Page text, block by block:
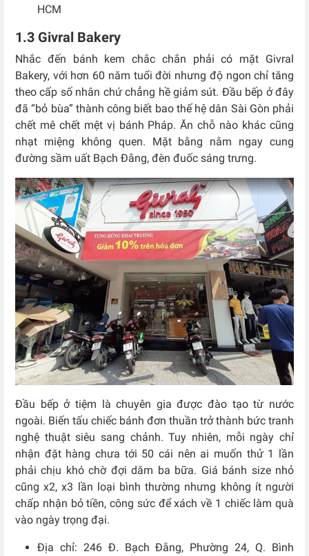
HCM
1.3 Givral Bakery
Nhắc đến bánh kem chắc chắn phải có mặt Givral
Bakery, với hơn 60 năm tuổi đời nhưng độ ngon chỉ tăng
theo cấp số nhân chứ chẳng hề giảm sút. Đầu bếp ở đây
đã “bỏ bùa” thành công biết bao thế hệ dân Sài Gòn phải
chết mê chết mệt vị bánh Pháp. Ăn chỗ nào khác cũng
nhạt miệng không quen. Mặt bằng nằm ngay cung
đường sầm uất Bạch Đằng, đèn đuốc sáng trưng.
Đầu bếp ở tiệm là chuyên gia được đào tạo từ nước
ngoài. Biến tấu chiếc bánh đơn thuần trở thành bức tranh
nghệ thuật siêu sang chảnh. Tuy nhiên, mỗi ngày chỉ
nhận đặt hàng chưa tới 50 cái nên ai muốn thử 1 lần
phải chịu khó chờ đợi dăm ba bữa. Giá bánh size nhỏ
cũng x2, x3 lần loại bình thường nhưng không ít người
chấp nhận bỏ tiền, công sức để xách về 1 chiếc làm quà
vào ngày trọng đại.
Địa chỉ: 246 Đ. Bạch Đằng, Phường 24, Q. Bình